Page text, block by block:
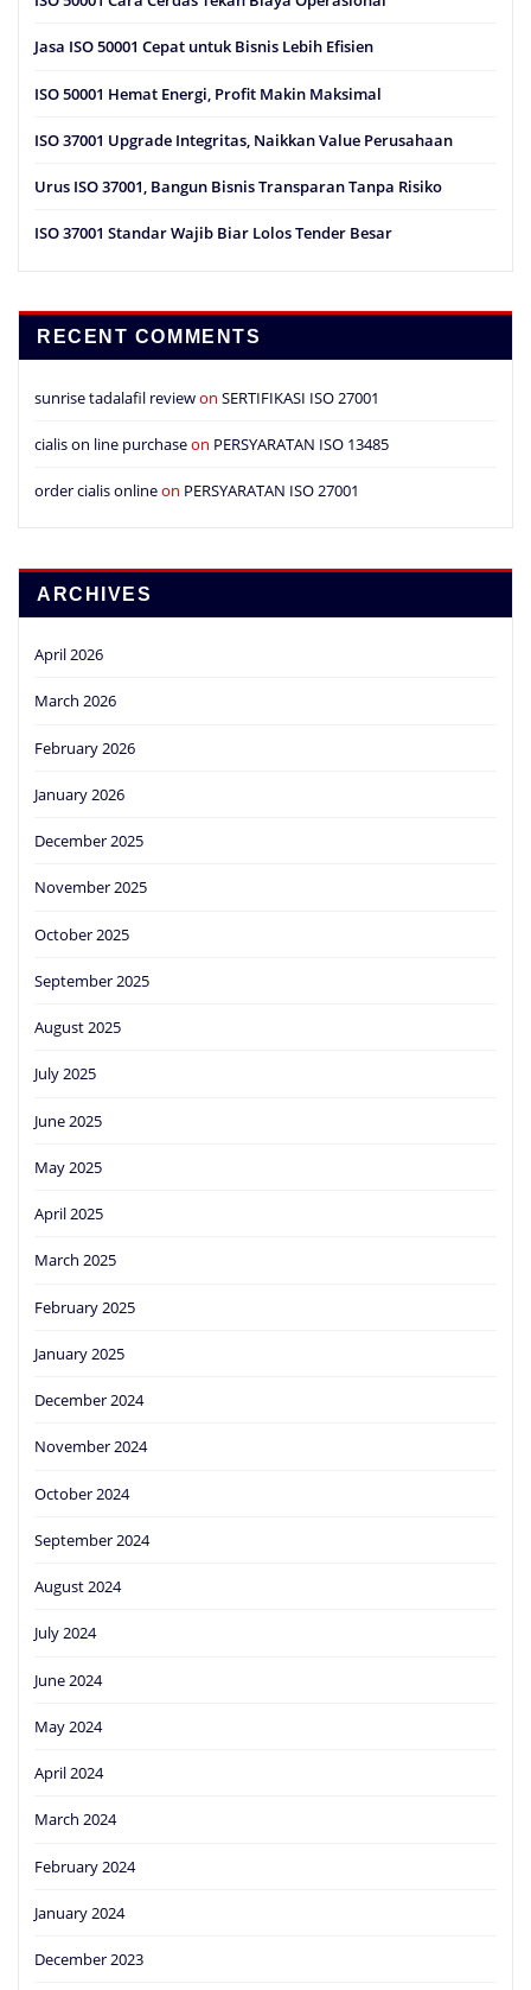
Jasa ISO 50001 Cepat untuk Bisnis Lebih Efisien
ISO 50001 Hemat Energi, Profit Makin Maksimal
ISO 37001 Upgrade Integritas, Naikkan Value Perusahaan
Urus ISO 37001, Bangun Bisnis Transparan Tanpa Risiko
ISO 37001 Standar Wajib Biar Lolos Tender Besar
RECENT COMMENTS
sunrise tadalafil reviewon SERTIFIKASI ISO 27001
cialis on line purchaseon PERSYARATAN ISO 13485
order cialis onlineon PERSYARATAN ISO 27001
ARCHIVES
April 2026
March 2026
February 2026
January 2026
December 2025
November 2025
October 2025
September 2025
August 2025
July 2025
June 2025
May 2025
April 2025
March 2025
February 2025
January 2025
December 2024
November 2024
October 2024
September 2024
August 2024
July 2024
June 2024
May 2024
April 2024
March 2024
February 2024
January 2024
December 2023